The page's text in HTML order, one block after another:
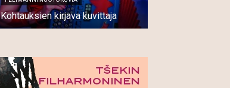
Kohtauksien kirjava kuvittaja